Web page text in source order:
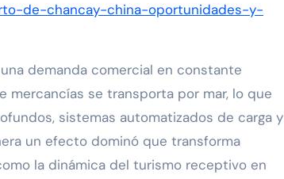
de-chancay-china-oportunidades-y-
demanda comercial en constante
mercancías se transporta por mar, lo que
sistemas automatizados de carga y
un efecto dominó que transforma
la dinámica del turismo receptivo en